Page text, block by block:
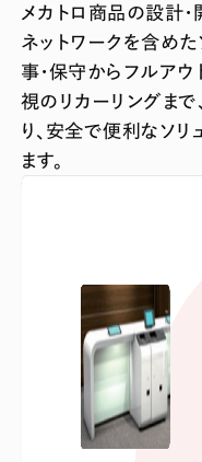
メカトロ商品の設計・
ネットワークを含めた
事・保守からフルア
視のリカーリングまで
り、安全で便利なソリ
ます。